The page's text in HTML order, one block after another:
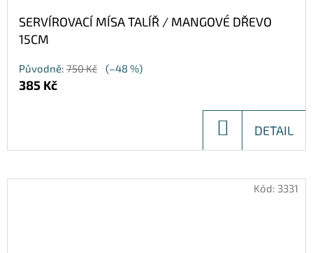
SERVÍROVACÍ MÍSA TALÍŘ / MANGOVÉ DŘEVO
15CM
Původně: 750 Kč (–48 %)
385 Kč
KOŠÍKU
DETAIL
Kód: 3331